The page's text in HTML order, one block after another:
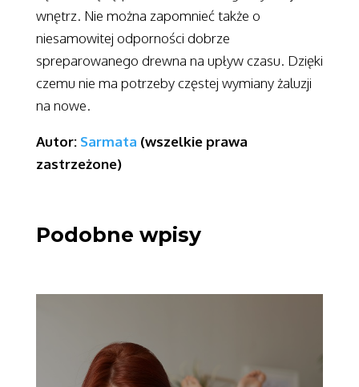
wnętrz. Nie można zapomnieć także o
niesamowitej odporności dobrze
spreparowanego drewna na upływ czasu. Dzięki
czemu nie ma potrzeby częstej wymiany żaluzji
na nowe.
Autor: Sarmata (wszelkie prawa
zastrzeżone)
Podobne wpisy